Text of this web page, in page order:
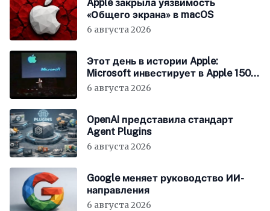
Apple закрыла уязвимость
«Общего экрана» в macOS
6 августа 2026
Этот день в истории Apple:
Microsoft инвестирует в Apple 150
миллионов долларов
6 августа 2026
OpenAI представила стандарт
Agent Plugins
6 августа 2026
Google меняет руководство ИИ-
направления
6 августа 2026